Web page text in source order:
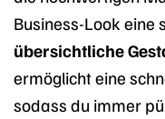
Business-Look eine
übersichtliche
ermöglicht eine
sodass du immer